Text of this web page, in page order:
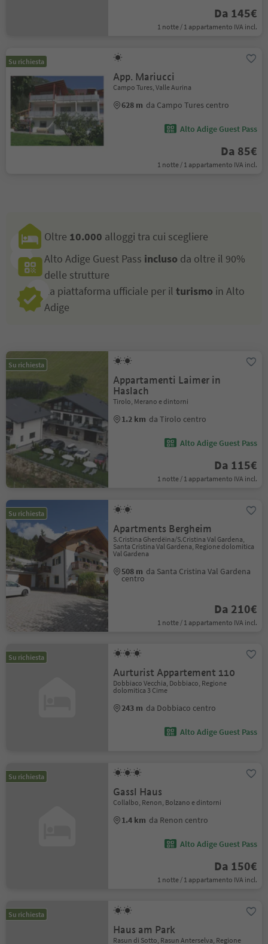
Da 145€
1 notte / 1 appartamento IVA incl.
Su richiesta
App. Mariucci
Campo Tures, Valle Aurina
628 m da Campo Tures centro
Alto Adige Guest Pass
Da 85€
1 notte / 1 appartamento IVA incl.
Oltre 10.000 alloggi tra cui scegliere
Alto Adige Guest Pass incluso da oltre il 90%
delle strutture
La piattaforma ufficiale per il turismo in Alto
Adige
Su richiesta
Appartamenti Laimer in
Haslach
Tirolo, Merano e dintorni
1.2 km da Tirolo centro
Alto Adige Guest Pass
Da 115€
1 notte / 1 appartamento IVA incl.
Su richiesta
Apartments Bergheim
S.Cristina Gherdëina/S.Cristina Val Gardena,
Santa Cristina Val Gardena, Regione dolomitica
Val Gardena
508 m da Santa Cristina Val Gardena
centro
Da 210€
1 notte / 1 appartamento IVA incl.
Su richiesta
Aurturist Appartement 110
Dobbiaco Vecchia, Dobbiaco, Regione
dolomitica 3 Cime
243 m da Dobbiaco centro
Alto Adige Guest Pass
Su richiesta
Gassl Haus
Collalbo, Renon, Bolzano e dintorni
1.4 km da Renon centro
Alto Adige Guest Pass
Da 150€
1 notte / 1 appartamento IVA incl.
Su richiesta
Haus am Park
Rasun di Sotto, Rasun Anterselva, Regione